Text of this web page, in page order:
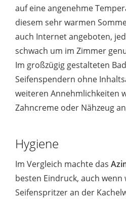
auf eine angenehme
diesem sehr warmen
auch Internet angeboten,
schwach um im Zimmer
Im großzügig gestalteten
Seifenspendern ohne
weiteren Annehmlichkeiten
Zahncreme oder Nähzeug
Hygiene
Im Vergleich machte das
besten Eindruck, auch wenn
Seifenspritzer an der